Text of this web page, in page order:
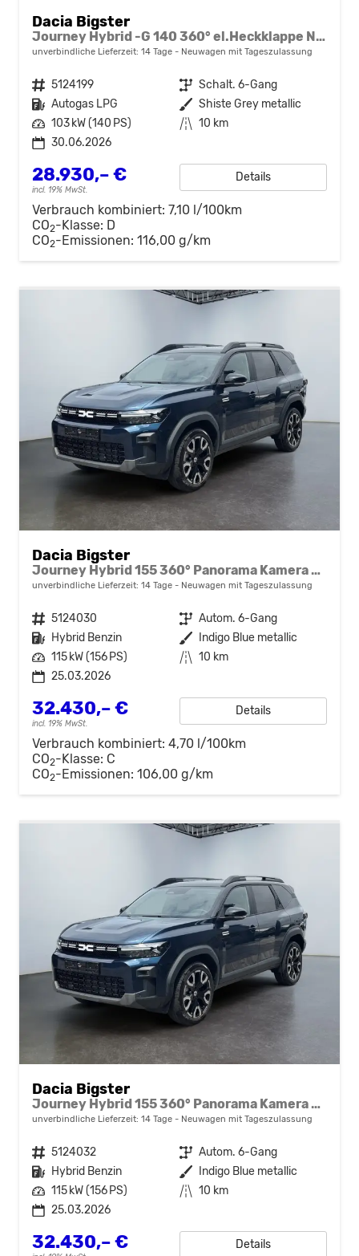
Dacia Bigster
Journey Hybrid -G 140 360° el.Heckklappe Navi el Heckklappe 2 x Einparkhilfe 18 Zoll Felgen
unverbindliche Lieferzeit: 14 Tage Neuwagen mit Tageszulassung
Fahrzeugnr. 5124199 Getriebe Schalt. 6-Gang
Kraftstoff Autogas LPG Außenfarbe Shiste Grey metallic
Leistung 103 kW (140 PS) Kilometerstand 10 km
30.06.2026
28.930,– €
incl. 19% MwSt.
Details
Verbrauch kombiniert: 7,10 l/100km
CO2-Klasse: D
CO2-Emissionen: 116,00 g/km
Dacia Bigster
Journey Hybrid 155 360° Panorama Kamera el.Heckklappe Tote Winkel Navi el Heckklappe 2 x Einparkhilfe 19 Zoll Felgen
unverbindliche Lieferzeit: 14 Tage Neuwagen mit Tageszulassung
Fahrzeugnr. 5124030 Getriebe Autom. 6-Gang
Kraftstoff Hybrid Benzin Außenfarbe
Indigo Blue metallic
Leistung 115 kW (156 PS) Kilometerstand 10 km
25.03.2026
32.430,– €
incl. 19% MwSt.
Details
Verbrauch kombiniert: 4,70 l/100km
CO2-Klasse: C
CO2-Emissionen: 106,00 g/km
Dacia Bigster
Journey Hybrid 155 360° Panorama Kamera el.Heckklappe Tote Winkel Navi el Heckklappe 2 x Einparkhilfe 19 Zoll Felgen
unverbindliche Lieferzeit: 14 Tage Neuwagen mit Tageszulassung
Fahrzeugnr. 5124032 Getriebe Autom. 6-Gang
Kraftstoff Hybrid Benzin Außenfarbe
Indigo Blue metallic
Leistung 115 kW (156 PS) Kilometerstand 10 km
25.03.2026
32.430,– € Details